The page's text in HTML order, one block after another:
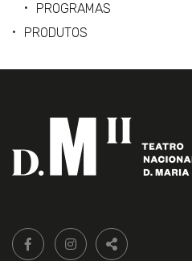
PROGRAMAS
PRODUTOS
Siga-
nos:
FACEBOOK LIVRARIA DO
INSTAGRAM LIVRARIA
PARTILHAR